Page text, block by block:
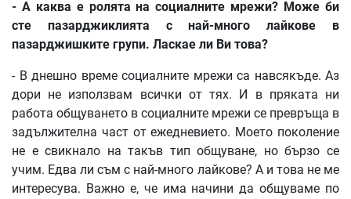
- А каква е ролята на социалните мрежи? Може би
сте
пазарджиклията с най-много лайкове
в
пазарджишките групи. Ласкае ли Ви това?
- В днешно време социалните мрежи са навсякъде. Аз
дори не използвам всички от тях. И в пряката ни
работа общуването в социалните мрежи се превръща в
задължителна част от ежедневието. Моето поколение
не е свикнало на такъв тип общуване, но бързо се
учим. Едва ли съм с най-много лайкове? А и това не ме
интересува. Важно е, че има начини да общуваме по